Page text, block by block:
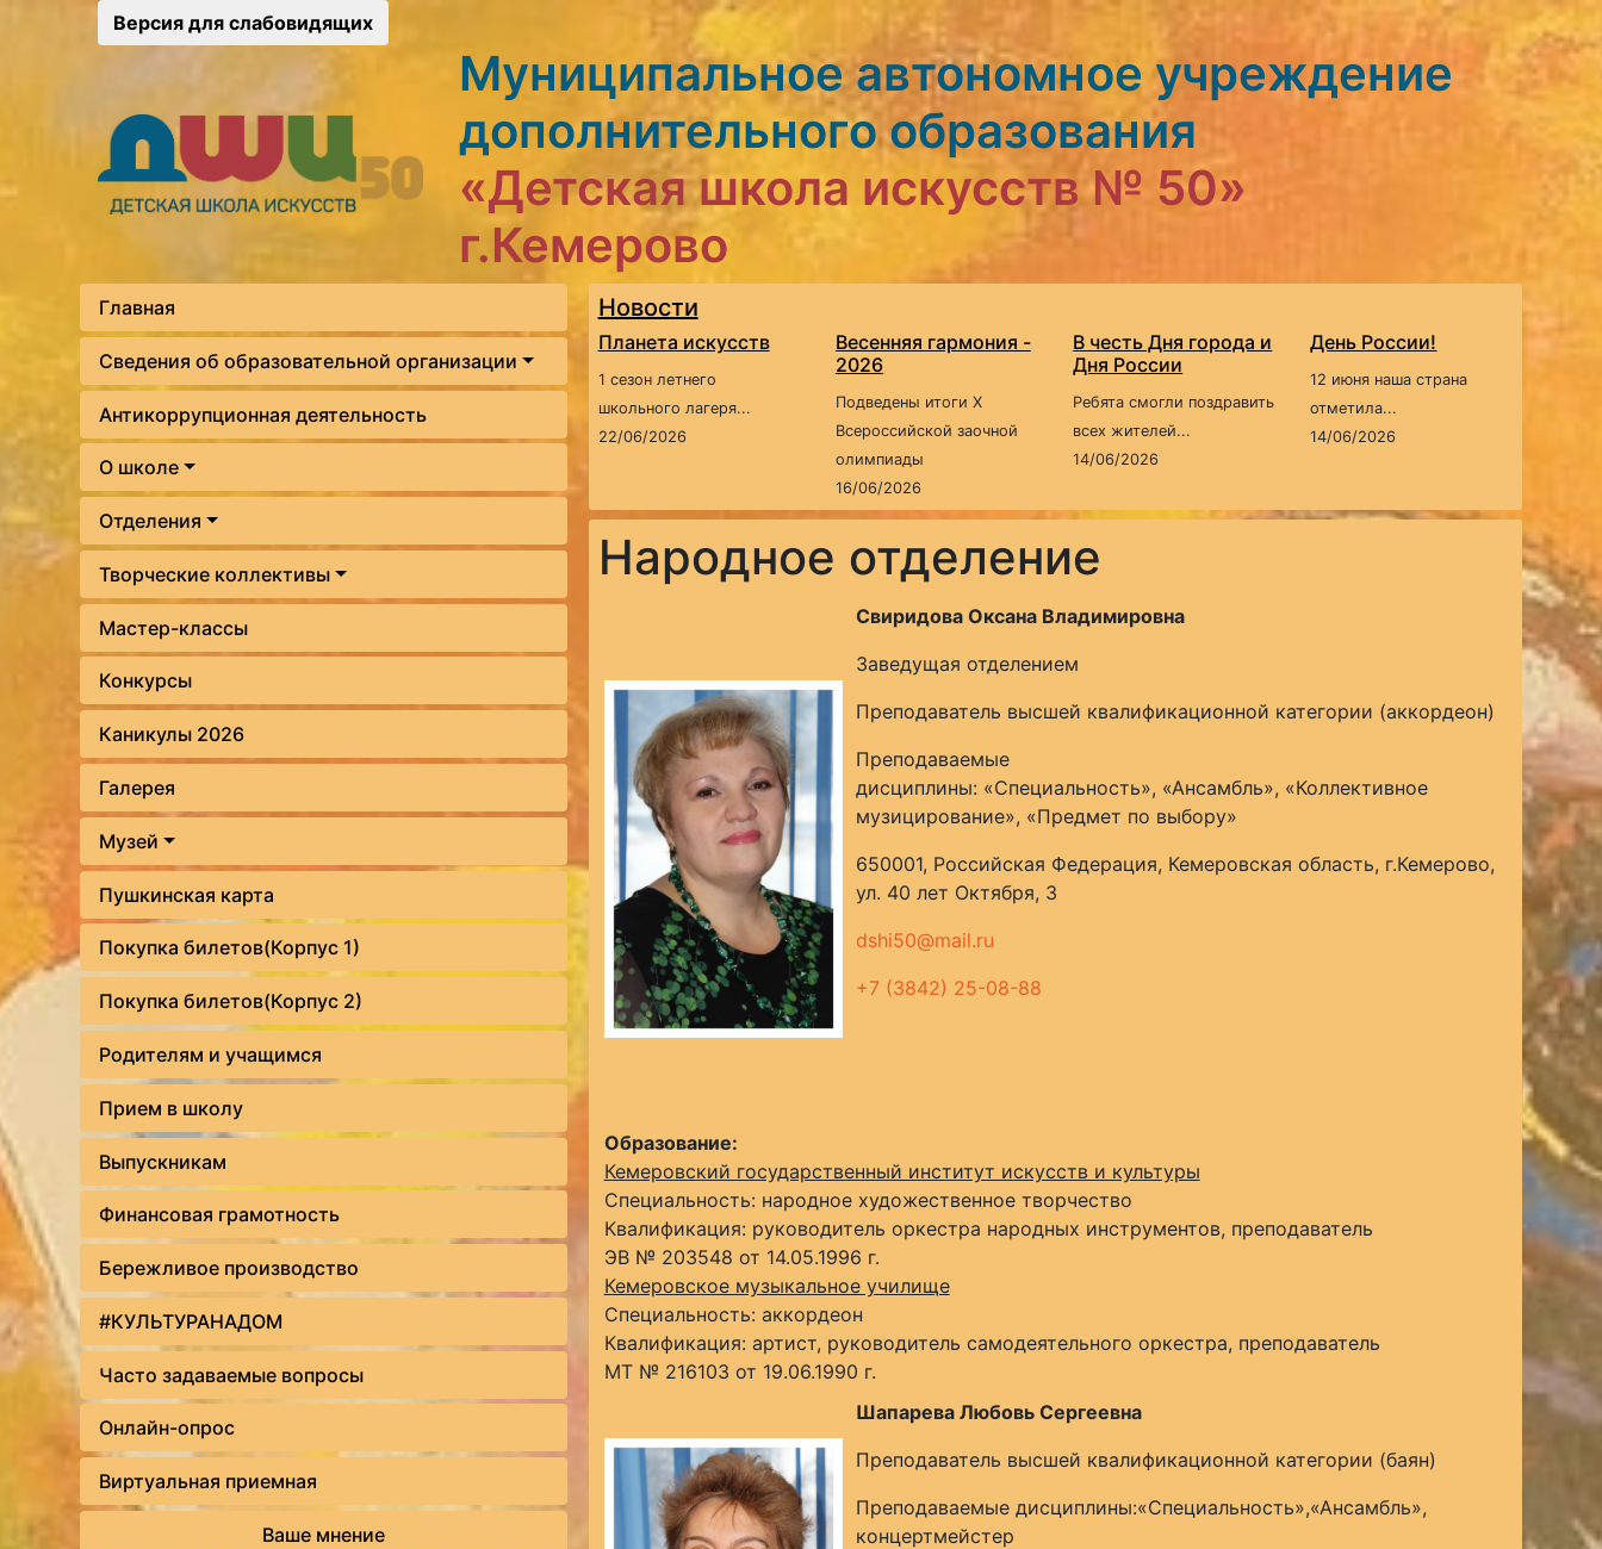
Версия для слабовидящих
Муниципальное автономное учреждение
дополнительного образования
«Детская школа искусств № 50»
г.Кемерово
Главная
Сведения об образовательной организации
Антикоррупционная деятельность
О школе
Отделения
Творческие коллективы
Мастер-классы
Конкурсы
Каникулы 2026
Галерея
Музей
Пушкинская карта
Покупка билетов(Корпус 1)
Покупка билетов(Корпус 2)
Родителям и учащимся
Прием в школу
Выпускникам
Финансовая грамотность
Бережливое производство
#КУЛЬТУРАНАДОМ
Часто задаваемые вопросы
Онлайн-опрос
Виртуальная приемная
Ваше мнение
Новости
Планета искусств
1 сезон летнего
школьного лагеря...
22/06/2026
Весенняя гармония -
2026
Подведены итоги X
Всероссийской заочной
олимпиады
16/06/2026
В честь Дня города и
Дня России
Ребята смогли поздравить
всех жителей...
14/06/2026
День России!
12 июня наша страна
отметила...
14/06/2026
Народное отделение
Свиридова Оксана Владимировна
Заведущая отделением
Преподаватель высшей квалификационной категории (аккордеон)
Преподаваемые
дисциплины: «Специальность», «Ансамбль», «Коллективное
музицирование», «Предмет по выбору»
650001, Российская Федерация, Кемеровская область, г.Кемерово,
ул. 40 лет Октября, 3
dshi50@mail.ru
+7 (3842) 25-08-88
Образование:
Кемеровский государственный институт искусств и культуры
Специальность: народное художественное творчество
Квалификация: руководитель оркестра народных инструментов, преподаватель
ЭВ № 203548 от 14.05.1996 г.
Кемеровское музыкальное училище
Специальность: аккордеон
Квалификация: артист, руководитель самодеятельного оркестра, преподаватель
МТ № 216103 от 19.06.1990 г.
Шапарева Любовь Сергеевна
Преподаватель высшей квалификационной категории (баян)
Преподаваемые дисциплины:«Специальность»,«Ансамбль»,
концертмейстер